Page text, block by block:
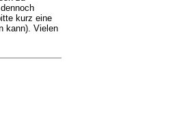
kurz eine
kann). Vielen